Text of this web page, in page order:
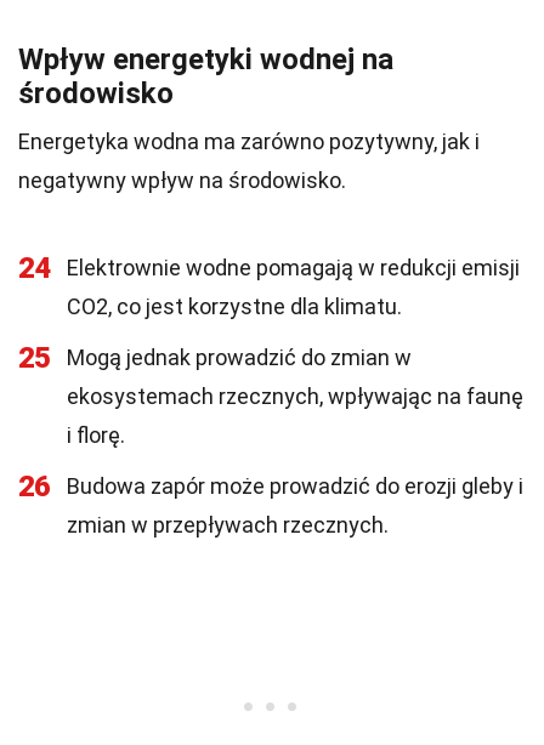
Wpływ energetyki wodnej na
środowisko
Energetyka wodna ma zarówno pozytywny, jak i
negatywny wpływ na środowisko.
24
Elektrownie wodne pomagają w redukcji emisji
CO2, co jest korzystne dla klimatu.
25
Mogą jednak prowadzić do zmian w
ekosystemach rzecznych, wpływając na faunę
i florę.
26
Budowa zapór może prowadzić do erozji gleby i
zmian w przepływach rzecznych.